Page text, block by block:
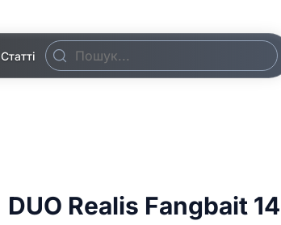
Статті
DUO Realis Fangbait